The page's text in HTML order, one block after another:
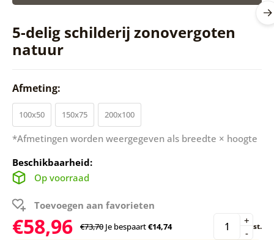
5-delig schilderij zonovergoten
natuur
Afmeting:
100x50 150x75 200x100
*Afmetingen worden weergegeven als breedte × hoogte
Beschikbaarheid:
Op voorraad
Toevoegen aan favorieten
€58,96 €73,70 Je bespaart€14,74 -
+ st.